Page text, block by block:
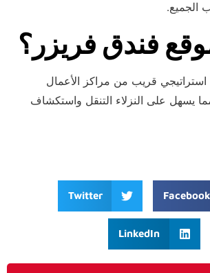
الجميع.
فندق فريزر؟
قريب من مراكز الأعمال
يسهل على النزلاء التنقل واستكشاف
Facebook
Twitter
LinkedIn